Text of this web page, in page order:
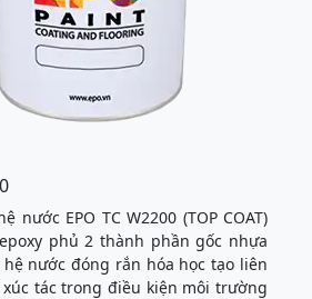
nước EPO TC W2200 (TOP COAT)
phủ 2 thành phần gốc nhựa
nước đóng rắn hóa học tạo liên
tác trong điều kiện môi trường